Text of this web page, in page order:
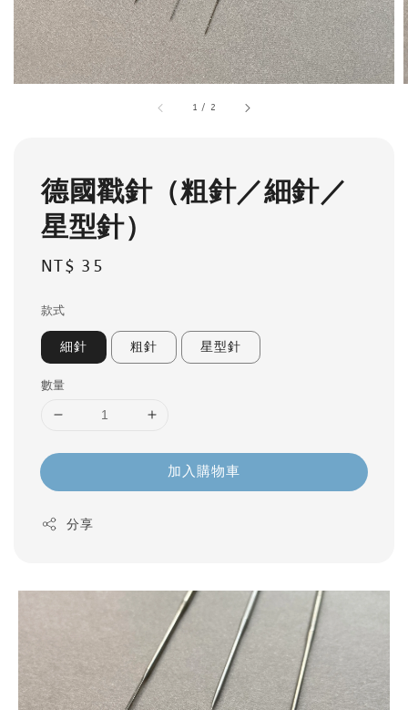
1 / 2
德國戳針（粗針／細針／
星型針）
Regular
NT$ 35
款式
細針 粗針 星型針
數量
加入購物車
分享